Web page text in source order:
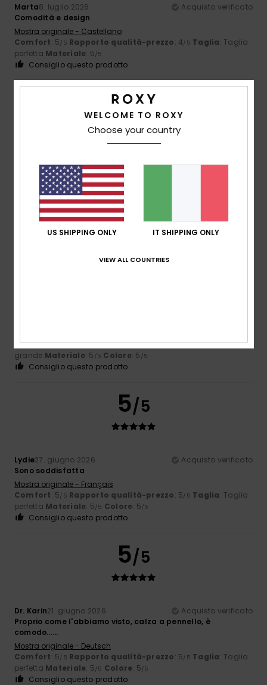
Marta8. luglio 2026
Acquisto verificato
Comodità e design
Mostra originale - Castellano
Comfort: 5/5 Rapporto qualità-prezzo: 4/5 Taglia: Taglia
perfetta Materiale: 5/5
Consiglio questo prodotto
5/5
Perché sono molto soddisfatto!
Mostra originale - Deutsch
Comfort: 5/5 Rapporto qualità-prezzo
perfettaMateriale: 5/5 Colore
Consiglio questo prodotto
5/5
Comfort: 5/5 Rapporto qualità-prezzo: 5/5 Taglia: Troppo
grande Materiale: 5 /5 Colore: 5 /5
Consiglio questo prodotto
5/5
Lydie27. giugno 2026
Acquisto verificato
Sono soddisfatta
Mostra originale - Français
Comfort: 5/5 Rapporto qualità-prezzo: 5/5 Taglia: Taglia
perfetta Materiale: 5/5 Colore: 5/5
Consiglio questo prodotto
5/5
Dr. Karin21. giugno 2026
Acquisto verificato
Proprio come l'abbiamo visto, calza a pennello, è
comodo……
Mostra originale - Deutsch
Comfort: 5/5 Rapporto qualità-prezzo: 5/5 Taglia: Taglia
perfetta Materiale: 5/5 Colore: 5/5
Consiglio questo prodotto
WELCOME TO ROXY
Choose your country
US SHIPPING ONLY IT SHIPPING ONLY
VIEW ALL COUNTRIES